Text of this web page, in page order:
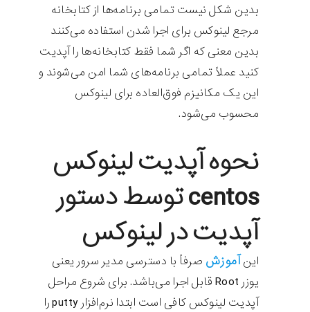
بدین شکل نیست تمامی برنامه‌ها از کتابخانه
مرجع لینوکس برای اجرا شدن استفاده می‌کنند
بدین معنی که اگر شما فقط کتابخانه‌ها را آپدیت
کنید عملاً تمامی برنامه‌های شما امن می‌شوند و
این یک مکانیزم فوق‌العاده برای لینوکس
محسوب می‌شود.
نحوه آپدیت لینوکس
centos توسط دستور
آپدیت در لینوکس
این آموزش صرفاً با دسترسی مدیر سرور یعنی
یوزر Root قابل اجرا می‌باشد. برای شروع مراحل
آپدیت لینوکس کافی است ابتدا نرم‌افزار putty را